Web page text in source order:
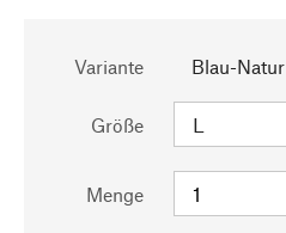
Variante Blau-Natur
Größe
Menge